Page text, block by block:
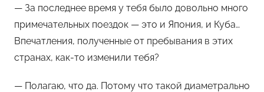
— За последнее время у тебя было довольно много
примечательных поездок — это и Япония, и Куба…
Впечатления, полученные от пребывания в этих
странах, как-то изменили тебя?
— Полагаю, что да. Потому что такой диаметрально